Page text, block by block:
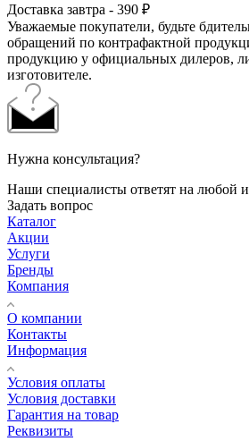
Доставка завтра - 390 ₽
Уважаемые покупатели, будьте
обращений по контрафактной
продукцию у официальных дилеров,
изготовителе.
Нужна консультация?
Наши специалисты ответят на любой
Задать вопрос
Каталог
Акции
Услуги
Бренды
Компания
О компании
Контакты
Информация
Условия оплаты
Условия доставки
Гарантия на товар
Реквизиты